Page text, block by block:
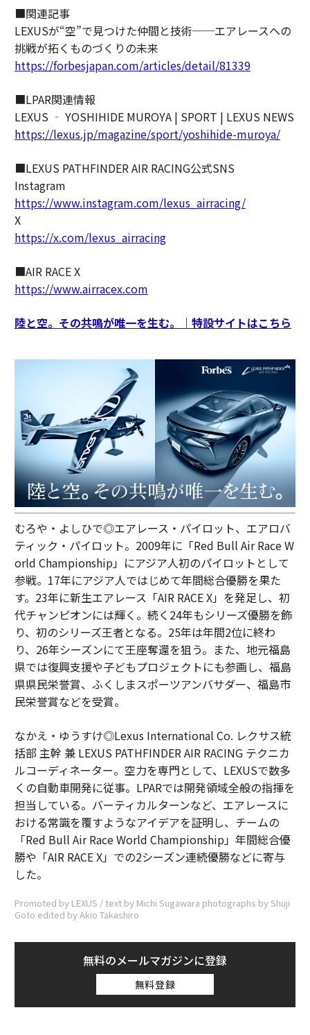
■関連記事
LEXUSが“空”で見つけた仲間と技術──エアレースへの
挑戦が拓くものづくりの未来
https://forbesjapan.com/articles/detail/81339
■LPAR関連情報
LEXUS ‐ YOSHIHIDE MUROYA | SPORT | LEXUS NEWS
https://lexus.jp/magazine/sport/yoshihide-muroya/
■LEXUS PATHFINDER AIR RACING公式SNS
Instagram
https://www.instagram.com/lexus_airracing/
X
https://x.com/lexus_airracing
■AIR RACE X
https://www.airracex.com
陸と空。その共鳴が唯一を生む。｜特設サイトはこちら
むろや・よしひで◎エアレース・パイロット、エアロバ
ティック・パイロット。2009年に「Red Bull Air Race W
orld Championship」にアジア人初のパイロットとして
参戦。17年にアジア人ではじめて年間総合優勝を果た
す。23年に新生エアレース「AIR RACE X」を発足し、初
代チャンピオンには輝く。続く24年もシリーズ優勝を飾
り、初のシリーズ王者となる。25年は年間2位に終わ
り、26年シーズンにて王座奪還を狙う。また、地元福島
県では復興支援や子どもプロジェクトにも参画し、福島
県県民栄誉賞、ふくしまスポーツアンバサダー、福島市
民栄誉賞などを受賞。
なかえ・ゆうすけ◎Lexus International Co. レクサス統
括部 主幹 兼 LEXUS PATHFINDER AIR RACING テクニカ
ルコーディネーター。空力を専門として、LEXUSで数多
くの自動車開発に従事。LPARでは開発領域全般の指揮を
担当している。バーティカルターンなど、エアレースに
おける常識を覆すようなアイデアを証明し、チームの
「Red Bull Air Race World Championship」年間総合優
勝や「AIR RACE X」での2シーズン連続優勝などに寄与
した。
Promoted by LEXUS / text by Michi Sugawara photographs by Shuji
Goto edited by Akio Takashiro
無料のメールマガジンに登録
無料登録